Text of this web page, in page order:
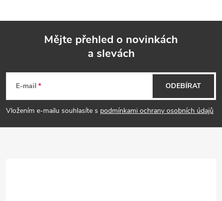
p
Mějte přehled o novinkách
a slevách
E-mail
Vložením e-mailu souhlasíte s podmínkami ochrany osobních údajů
ODEBÍRAT